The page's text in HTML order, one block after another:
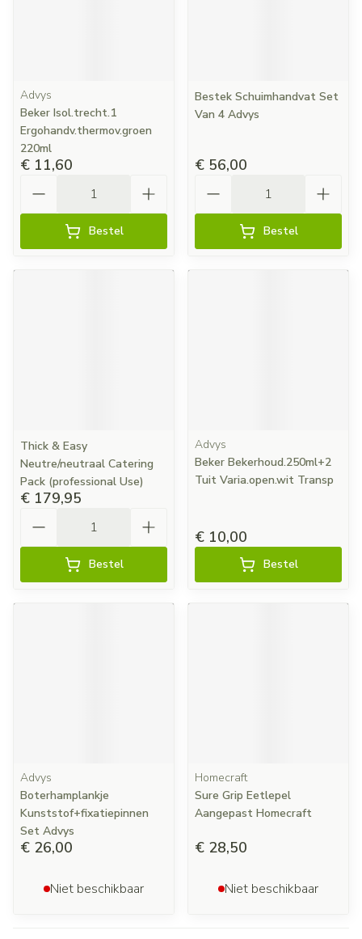
Advys
Beker Isol.trecht.1
Ergohandv.thermov.groen
220ml
€ 11,60
Bestel
Bestek Schuimhandvat Set
Van 4 Advys
€ 56,00
Bestel
Thick & Easy
Neutre/neutraal Catering
Pack (professional Use)
€ 179,95
Bestel
Advys
Beker Bekerhoud.250ml+2
Tuit Varia.open.wit Transp
€ 10,00
Bestel
Advys
Boterhamplankje
Kunststof+fixatiepinnen
Set Advys
€ 26,00
Niet beschikbaar
Homecraft
Sure Grip Eetlepel
Aangepast Homecraft
€ 28,50
Niet beschikbaar